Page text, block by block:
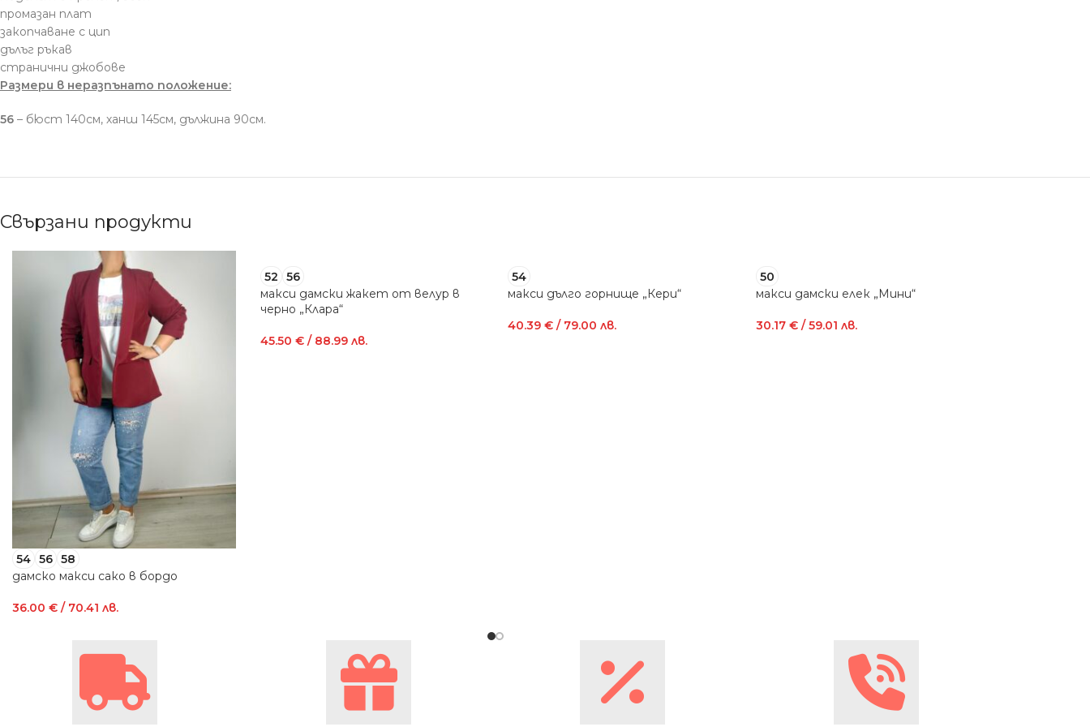
промазан плат
закопчаване с цип
дълъг ръкав
странични джобове
Размери в неразпънато положение:
56 – бюст 140см, ханш 145см, дължина 90см.
Свързани продукти
54 56 58
дамско макси сако в бордо
36.00 € / 70.41 лв.
52
56
макси дамски жакет от велур в
черно „Клара“
45.50 €/ 88.99 лв.
54
макси дълго горнище „Кери“
40.39 € / 79.00 лв.
50
макси дамски елек „Мини“
30.17 €/ 59.01 лв.